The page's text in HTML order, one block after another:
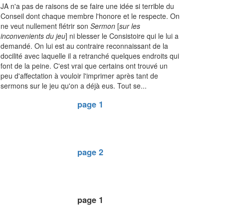
JA n'a pas de raisons de se faire une idée si terrible du
Conseil dont chaque membre l'honore et le respecte. On
ne veut nullement flétrir son Sermon [sur les
inconvenients du jeu] ni blesser le Consistoire qui le lui a
demandé. On lui est au contraire reconnaissant de la
docilité avec laquelle il a retranché quelques endroits qui
font de la peine. C'est vrai que certains ont trouvé un
peu d'affectation à vouloir l'imprimer après tant de
sermons sur le jeu qu'on a déjà eus. Tout se...
page 1
page 2
page 1